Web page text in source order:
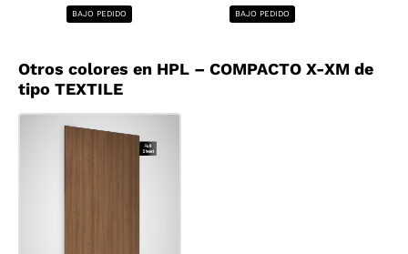
BAJO PEDIDO BAJO PEDIDO
Otros colores en HPL – COMPACTO X-XM de
tipo TEXTILE